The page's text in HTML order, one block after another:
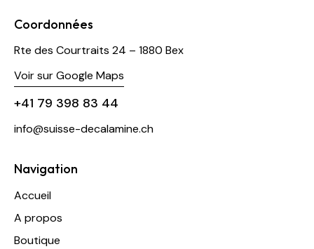
Coordonnées
Rte des Courtraits 24 – 1880 Bex
Voir sur Google Maps
+41 79 398 83 44
info@suisse-decalamine.ch
Navigation
Accueil
A propos
Boutique